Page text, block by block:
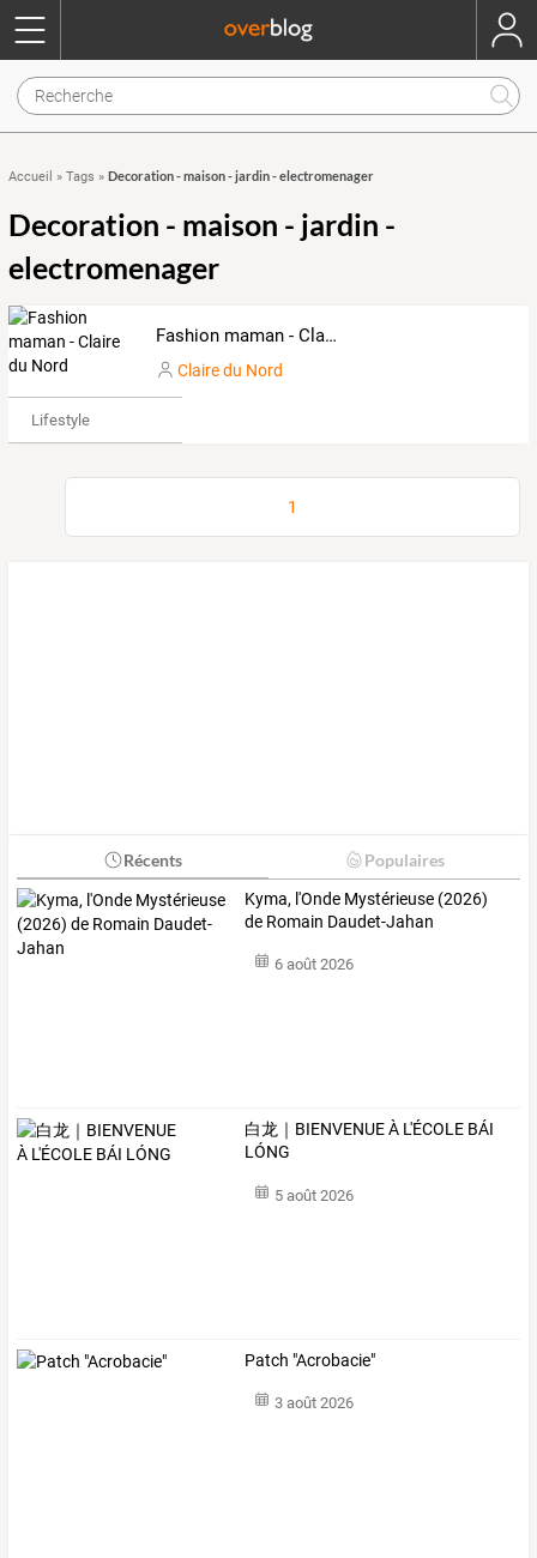
Accueil » Tags » Decoration - maison - jardin - electromenager
Decoration - maison - jardin -
electromenager
Fashion maman - Claire du Nord
Claire du Nord
Lifestyle
1
Récents Populaires
Kyma, l'Onde Mystérieuse (2026)
de Romain Daudet-Jahan
6 août 2026
白龙｜BIENVENUE À L'ÉCOLE BÁI
LÓNG
5 août 2026
Patch "Acrobacie"
3 août 2026